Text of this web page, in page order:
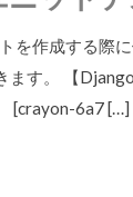
を作成する際
ます。 【
[crayon-6a7 […]